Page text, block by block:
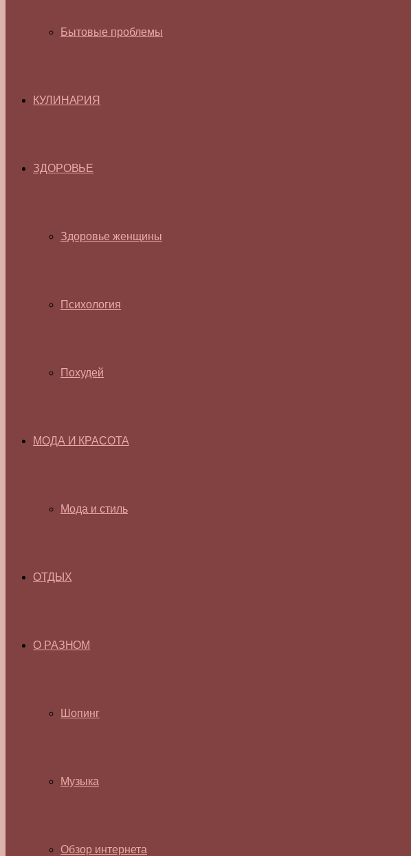
Бытовые проблемы
КУЛИНАРИЯ
ЗДОРОВЬЕ
Здоровье женщины
Психология
Похудей
МОДА И КРАСОТА
Мода и стиль
ОТДЫХ
О РАЗНОМ
Шопинг
Музыка
Обзор интернета